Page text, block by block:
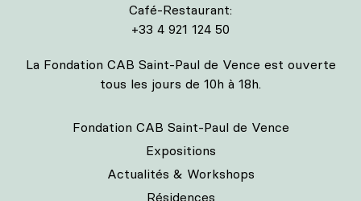
Café-Restaurant:
+33 4 921 124 50
La Fondation CAB Saint-Paul de Vence est ouverte
tous les jours de 10h à 18h.
Fondation CAB Saint-Paul de Vence
Expositions
Actualités & Workshops
Résidences